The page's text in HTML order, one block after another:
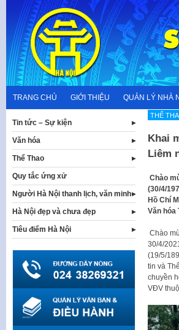
content
TRANG CHỦ GIỚI THIỆU QUẢN LÝ NHÀ
THỂ
Khai
Liêm
Chào
(30/4/
Hồ Chí
Văn hóa
Chào
30/4/
(19/5/
tin và
chuyền
VĐV
Tin tức – Sự kiện
Văn hóa
Thể Thao
Quy tắc ứng xử
Người Hà Nội thanh lịch, văn minh
Hà Nội đẹp và chưa đẹp
Tiêu điểm Hà Nội